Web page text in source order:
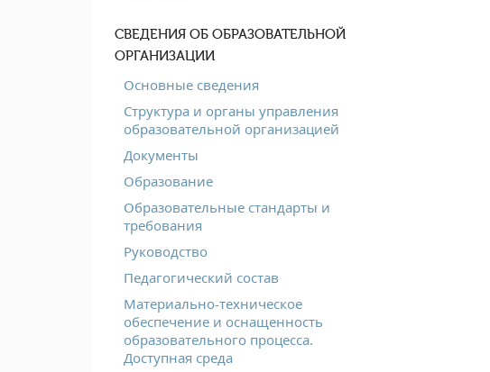
СВЕДЕНИЯ ОБ ОБРАЗОВАТЕЛЬНОЙ
ОРГАНИЗАЦИИ
Основные сведения
Структура и органы управления
образовательной организацией
Документы
Образование
Образовательные стандарты и
требования
Руководство
Педагогический состав
Материально-техническое
обеспечение и оснащенность
образовательного процесса.
Доступная среда